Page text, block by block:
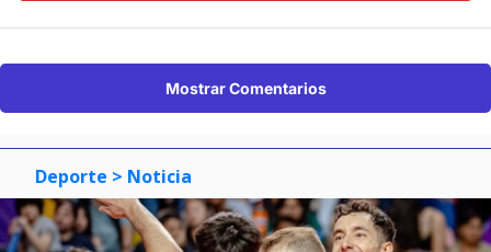
Mostrar Comentarios
Deporte > Noticia